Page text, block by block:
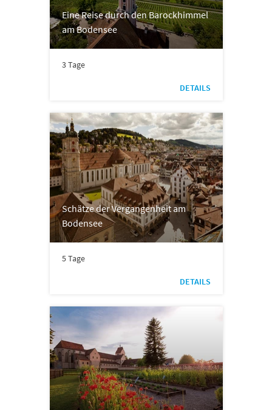
Eine Reise durch den Barockhimmel
am Bodensee
3 Tage
DETAILS
Schätze der Vergangenheit am
Bodensee
5 Tage
DETAILS